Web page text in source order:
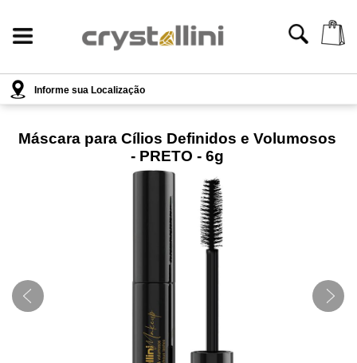
Informe sua Localização
Máscara para Cílios Definidos e Volumosos
- PRETO - 6g